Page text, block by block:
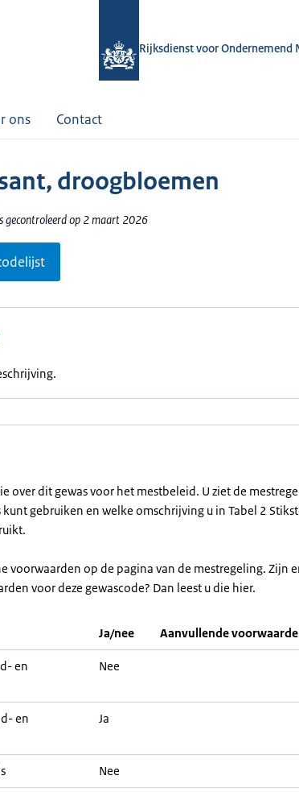
Rijksdienst voor Ondernemend
ons Contact
droogbloemen
gecontroleerd op 2 maart 2026
over dit gewas voor het mestbeleid. U ziet de
kunt gebruiken en welke omschrijving u in Tabel 2
voorwaarden op de pagina van de mestregeling. Zijn
voor deze gewascode? Dan leest u die hier.
Ja/nee Aanvullende
en
Nee
en
Ja
Nee